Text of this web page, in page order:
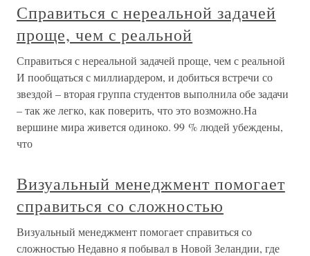
Справиться с нереальной задачей
проще, чем с реальной
Справиться с нереальной задачей проще, чем с реальной
И пообщаться с миллиардером, и добиться встречи со
звездой – вторая группа студентов выполнила обе задачи
– так же легко, как поверить, что это возможно.На
вершине мира живется одиноко. 99 % людей убеждены,
что
Визуальный менеджмент помогает
справиться со сложностью
Визуальный менеджмент помогает справиться со
сложностью Недавно я побывал в Новой Зеландии, где